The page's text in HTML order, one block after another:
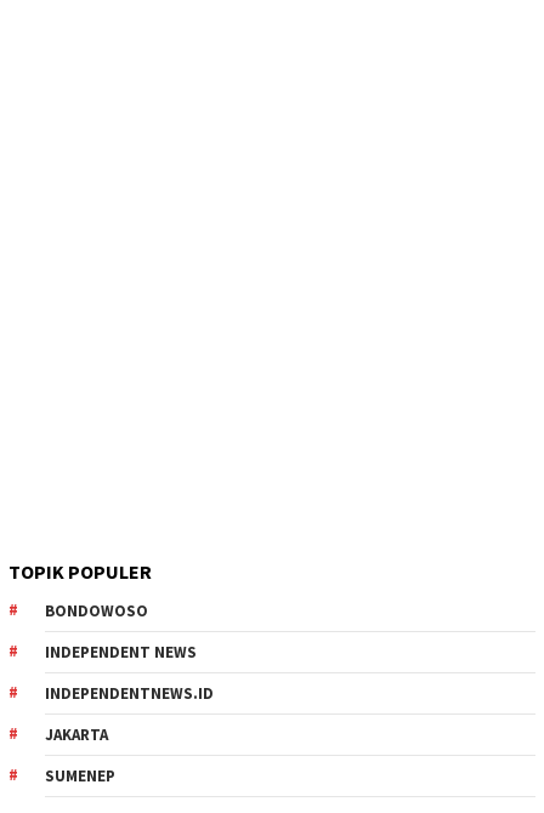
TOPIK POPULER
BONDOWOSO
INDEPENDENT NEWS
INDEPENDENTNEWS.ID
JAKARTA
SUMENEP